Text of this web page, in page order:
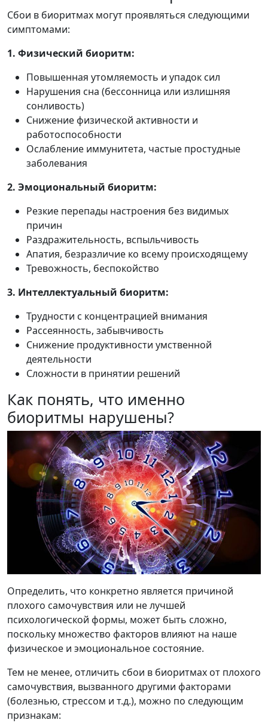
Сбои в биоритмах могут проявляться следующими
симптомами:
1. Физический биоритм:
Повышенная утомляемость и упадок сил
Нарушения сна (бессонница или излишняя
сонливость)
Снижение физической активности и
работоспособности
Ослабление иммунитета, частые простудные
заболевания
2. Эмоциональный биоритм:
Резкие перепады настроения без видимых
причин
Раздражительность, вспыльчивость
Апатия, безразличие ко всему происходящему
Тревожность, беспокойство
3. Интеллектуальный биоритм:
Трудности с концентрацией внимания
Рассеянность, забывчивость
Снижение продуктивности умственной
деятельности
Сложности в принятии решений
Как понять, что именно
биоритмы нарушены?
Определить, что конкретно является причиной
плохого самочувствия или не лучшей
психологической формы, может быть сложно,
поскольку множество факторов влияют на наше
физическое и эмоциональное состояние.
Тем не менее, отличить сбои в биоритмах от плохого
самочувствия, вызванного другими факторами
(болезнью, стрессом и т.д.), можно по следующим
признакам: